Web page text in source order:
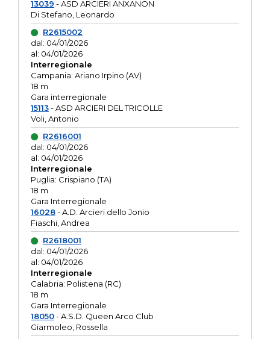
13039 - ASD ARCIERI ANXANON
Di Stefano, Leonardo
R2615002
dal: 04/01/2026
al: 04/01/2026
Interregionale
Campania: Ariano Irpino (AV)
18 m
Gara interregionale
15113- ASD ARCIERI DEL TRICOLLE
Voli, Antonio
R2616001
dal: 04/01/2026
al: 04/01/2026
Interregionale
Puglia: Crispiano (TA)
18 m
Gara Interregionale
16028- A.D. Arcieri dello Jonio
Fiaschi, Andrea
R2618001
dal: 04/01/2026
al: 04/01/2026
Interregionale
Calabria: Polistena (RC)
18 m
Gara Interregionale
18050- A.S.D. Queen Arco Club
Giarmoleo, Rossella